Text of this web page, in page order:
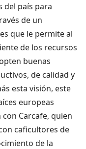
del país para
de un
que le permite al
de los recursos
buenas
de calidad y
esta visión, este
europeas
Carcafe, quien
caficultores de
de la